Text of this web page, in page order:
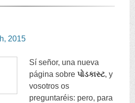
, 2015
Sí señor, una nueva
página sobre પોડકાસ્ટ,y
vosotros os
preguntaréis: pero, para